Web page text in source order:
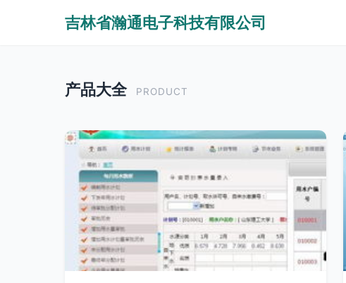
吉林省瀚通电子科技有限公司
产品大全 PRODUCT